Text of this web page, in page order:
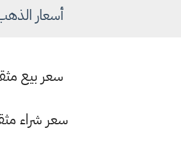
أسعار
سعر بيع
سعر شراء